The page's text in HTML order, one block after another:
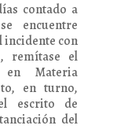
contado a
encuentre
incidente con
remítase el
Materia
en turno,
escrito de
del